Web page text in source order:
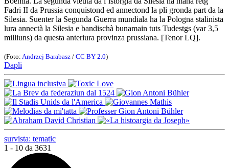
Fadri II da Prussia conquistond ed annectond la pli gronda part da la
Silesia. Suenter la Segunda Guerra mundiala ha la Pologna stalinista
lura annectà la Silesia e bandischà bunamain tuts Tudestgs (var 3,5
milliuns) da questa anteriura provinza prussiana. [Tenor LQ].
(Foto: Andrzej Barabasz / CC BY 2.0)
Dapli
survista: tematic
1 - 10 da 3631